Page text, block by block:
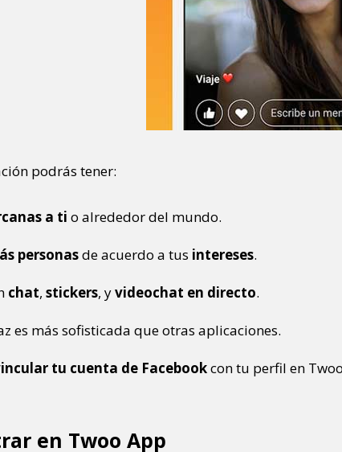
podrás tener:
a ti o alrededor del mundo.
personasde acuerdo a tus intereses.
chat, stickers, yvideochat en directo.
es más sofisticada que otras aplicaciones.
tu cuenta de Facebookcon tu perfil en
en Twoo App